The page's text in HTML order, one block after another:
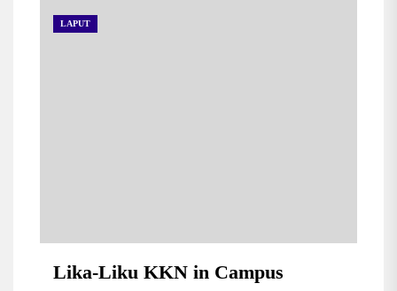
LAPUT
Lika-Liku KKN in Campus